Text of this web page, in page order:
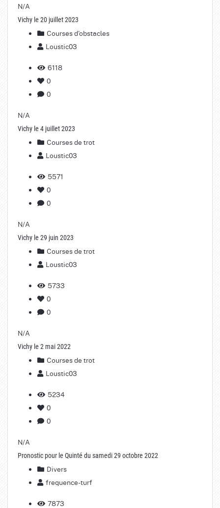
N/A
Vichy le 20 juillet 2023
Courses d'obstacles
Loustic03
6118
0
0
N/A
Vichy le 4 juillet 2023
Courses de trot
Loustic03
5571
0
0
N/A
Vichy le 29 juin 2023
Courses de trot
Loustic03
5733
0
0
N/A
Vichy le 2 mai 2022
Courses de trot
Loustic03
5234
0
0
N/A
Pronostic pour le Quinté du samedi 29 octobre 2022
Divers
frequence-turf
7873